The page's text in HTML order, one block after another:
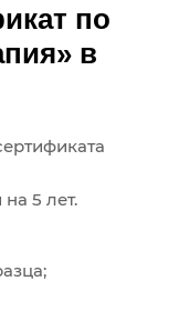
по
в
5 лет.